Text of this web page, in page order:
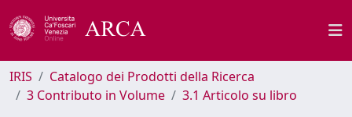
IRIS
Catalogo dei Prodotti della Ricerca
3 Contributo in Volume
3.1 Articolo su libro